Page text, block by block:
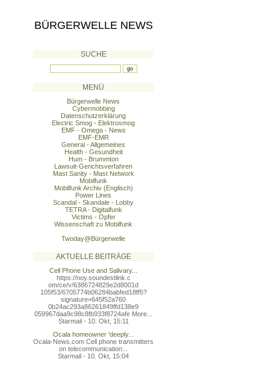
BÜRGERWELLE NEWS
SUCHE
MENÜ
Bürgerwelle News
Cybermobbing
Datenschutzerklärung
Electric Smog - Elektrosmog
EMF - Omega - News
EMF-EMR
General - Allgemeines
Health - Gesundheit
Hum - Brummton
Lawsuit-Gerichtsverfahren
Mast Sanity - Mast Network
Mobilfunk
Mobilfunk Archiv (Englisch)
Power Lines
Scandal - Skandale - Lobby
TETRA - Digitalfunk
Victims - Opfer
Wissenschaft zu Mobilfunk
Twoday@Bürgerwelle
AKTUELLE BEITRÄGE
Cell Phone Use and Salivary...
https://noy.soundestlink.c
om/ce/v/6386724829e2d8001d
105f53/6705774b06284babfed18ff5?
signature=645f52a760
0b24ac293a86261849ffd138e9
059967daa9c98c8fb933f8724afe More...
Starmail - 10. Okt, 15:11
Ocala homeowner 'deeply...
Ocala-News.com Cell phone transmitters
on telecommunication...
Starmail - 10. Okt, 15:04